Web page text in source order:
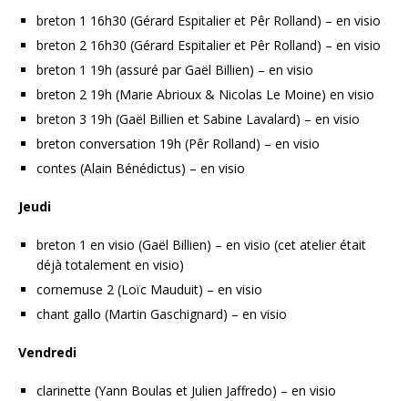
breton 1 16h30 (Gérard Espitalier et Pêr Rolland) – en visio
breton 2 16h30 (Gérard Espitalier et Pêr Rolland) – en visio
breton 1 19h (assuré par Gaël Billien) – en visio
breton 2 19h (Marie Abrioux & Nicolas Le Moine) en visio
breton 3 19h (Gaël Billien et Sabine Lavalard) – en visio
breton conversation 19h (Pêr Rolland) – en visio
contes (Alain Bénédictus) – en visio
Jeudi
breton 1 en visio (Gaël Billien) – en visio (cet atelier était
déjà totalement en visio)
cornemuse 2 (Loïc Mauduit) – en visio
chant gallo (Martin Gaschignard) – en visio
Vendredi
clarinette (Yann Boulas et Julien Jaffredo) – en visio